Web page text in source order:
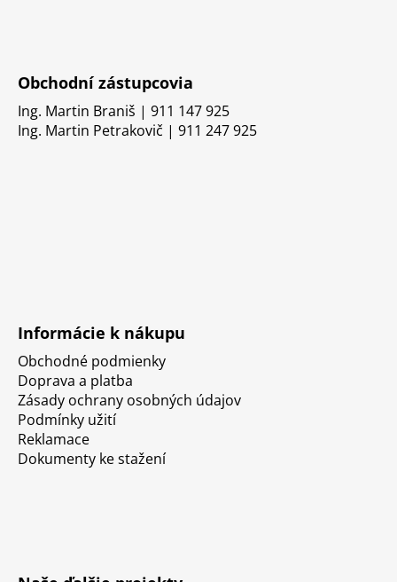
Obchodní zástupcovia
Ing. Martin Braniš | 911 147 925
Ing. Martin Petrakovič | 911 247 925
Informácie k nákupu
Obchodné podmienky
Doprava a platba
Zásady ochrany osobných údajov
Podmínky užití
Reklamace
Dokumenty ke stažení